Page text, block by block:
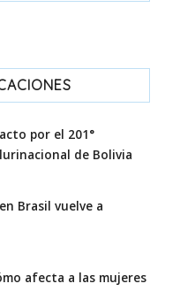
por el 201°
de Bolivia
Brasil vuelve a
afecta a las mujeres